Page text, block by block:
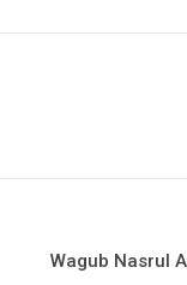
Wagub Nasrul